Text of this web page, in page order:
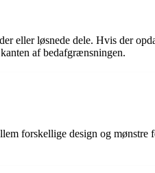
eller løsnede dele. Hvis der
af ​​bedafgrænsningen.
forskellige design og mønstre